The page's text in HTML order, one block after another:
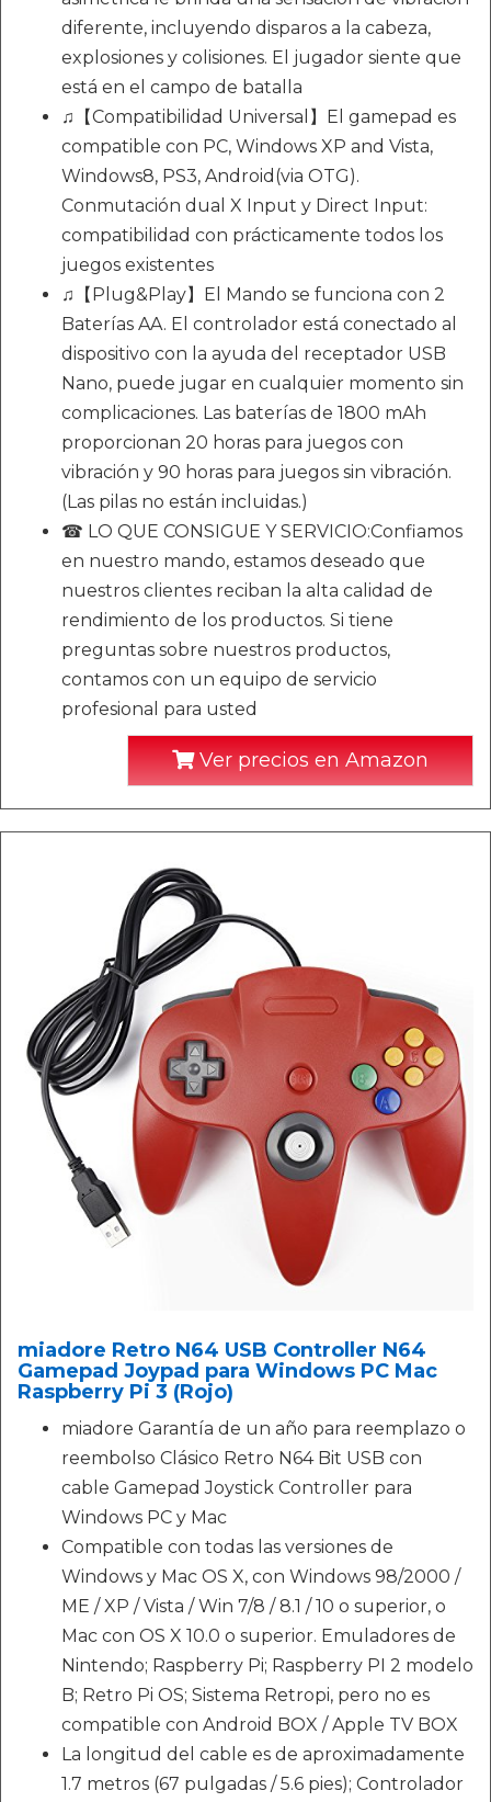
diferente, incluyendo disparos a la cabeza,
explosiones y colisiones. El jugador siente que
está en el campo de batalla
♫【Compatibilidad Universal】El gamepad es
compatible con PC, Windows XP and Vista,
Windows8, PS3, Android(via OTG).
Conmutación dual X Input y Direct Input:
compatibilidad con prácticamente todos los
juegos existentes
♫【Plug&Play】El Mando se funciona con 2
Baterías AA. El controlador está conectado al
dispositivo con la ayuda del receptador USB
Nano, puede jugar en cualquier momento sin
complicaciones. Las baterías de 1800 mAh
proporcionan 20 horas para juegos con
vibración y 90 horas para juegos sin vibración.
(Las pilas no están incluidas.)
☎ LO QUE CONSIGUE Y SERVICIO:Confiamos
en nuestro mando, estamos deseado que
nuestros clientes reciban la alta calidad de
rendimiento de los productos. Si tiene
preguntas sobre nuestros productos,
contamos con un equipo de servicio
profesional para usted
Ver precios en Amazon
miadore Retro N64 USB Controller N64
Gamepad Joypad para Windows PC Mac
Raspberry Pi 3 (Rojo)
miadore Garantía de un año para reemplazo o
reembolso Clásico Retro N64 Bit USB con
cable Gamepad Joystick Controller para
Windows PC y Mac
Compatible con todas las versiones de
Windows y Mac OS X, con Windows 98/2000 /
ME / XP / Vista / Win 7/8 / 8.1 / 10 o superior, o
Mac con OS X 10.0 o superior. Emuladores de
Nintendo; Raspberry Pi; Raspberry PI 2 modelo
B; Retro Pi OS; Sistema Retropi, pero no es
compatible con Android BOX / Apple TV BOX
La longitud del cable es de aproximadamente
1.7 metros (67 pulgadas / 5.6 pies); Controlador